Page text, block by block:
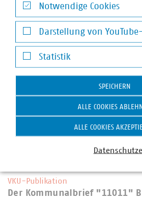
um den richtigen Weg begleitet uns
es in Brüssel, auf Bundesebene
die dramatischen Vorgänge und…
PDF Download
VKU-Publikation
Der Kommunalbrief "11011"
Notwendige Cookies
Notwendige Cookies
Darstellung von
Darstellung von YouTube-
Statistik
Statistik
SPEICHERN
ALLE COOKIES
ALLE COOKIES